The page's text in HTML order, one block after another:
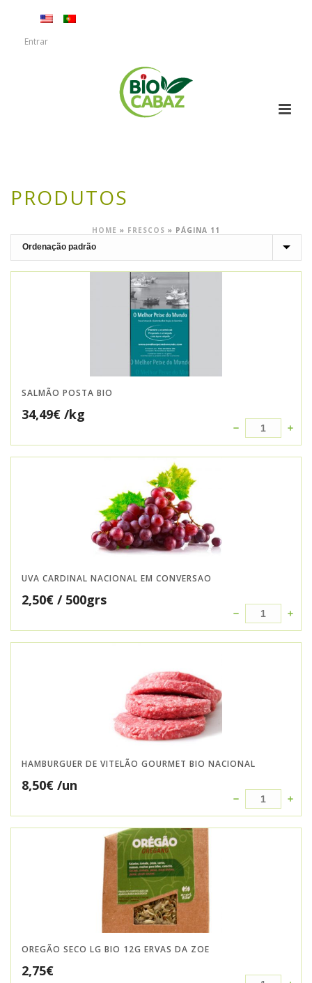
Entrar
PRODUTOS
HOME » FRESCOS » PÁGINA 11
SALMÃO POSTA BIO
34,49€ /kg
UVA CARDINAL NACIONAL EM CONVERSAO
2,50€ / 500grs
HAMBURGUER DE VITELÃO GOURMET BIO NACIONAL
8,50€ /un
OREGÃO SECO LG BIO 12G ERVAS DA ZOE
2,75€